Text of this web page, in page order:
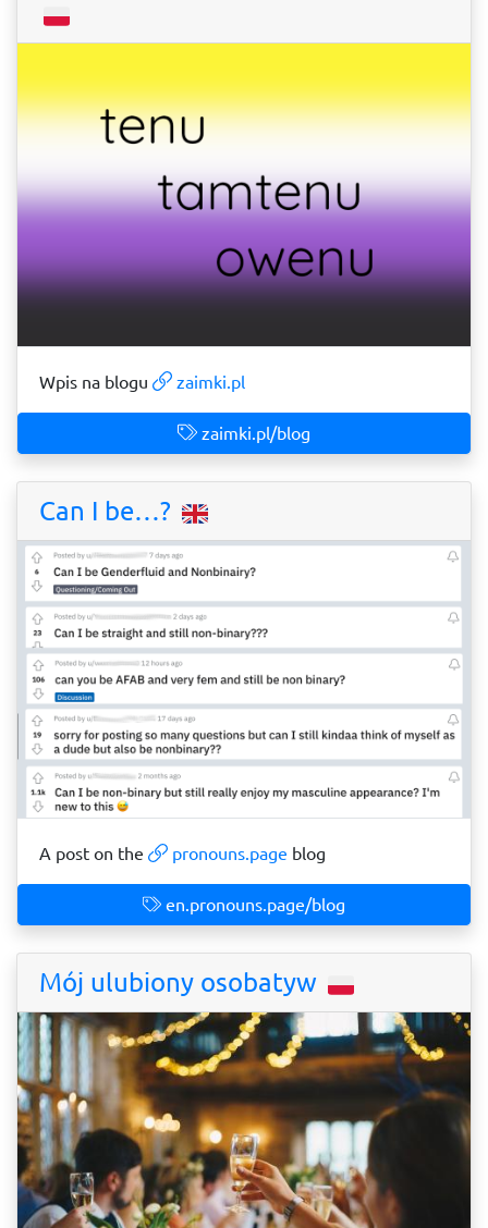
Wpis na blogu zaimki.pl
zaimki.pl/blog
Can I be…?
A post on the pronouns.page blog
en.pronouns.page/blog
Mój ulubiony osobatyw